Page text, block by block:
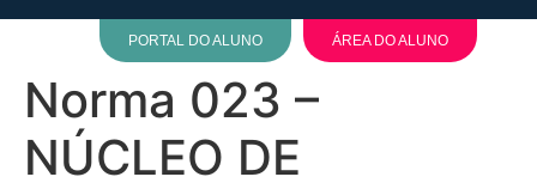
PORTAL DO ALUNO ÁREA DO ALUNO
Norma 023 –
NÚCLEO DE